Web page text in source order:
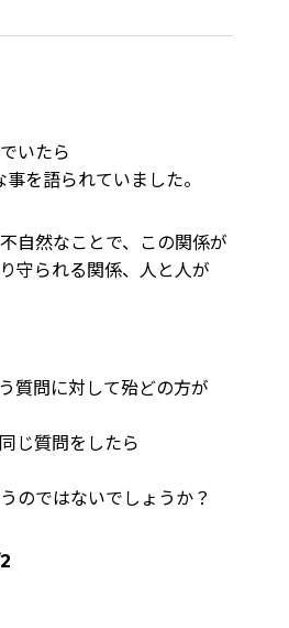
いたら
を語られていました。
自然なことで、この関係が
守られる関係、人と人が
質問に対して殆どの方が
じ質問をしたら
のではないでしょうか？